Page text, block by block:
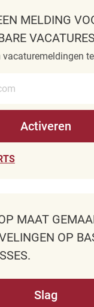
MELDING
VACATURES
Activeren
MAAT
OP
Slag